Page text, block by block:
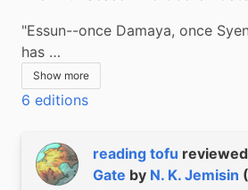
"Essun--once Damaya, once
has …
Show more
6 editions
reading tofu reviewed
Gate by N. K. Jemisin